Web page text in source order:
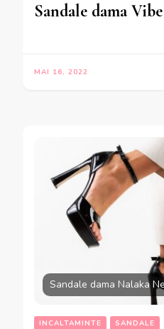
Sandale dama
MAI 16, 2022
Sandale dama Nalaka
INCALTAMINTE SANDALE